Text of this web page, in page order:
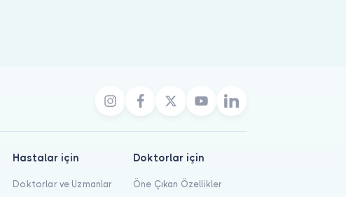
Hastalar için
Doktorlar ve Uzmanlar
Doktorlar için
Öne Çıkan Özellikler